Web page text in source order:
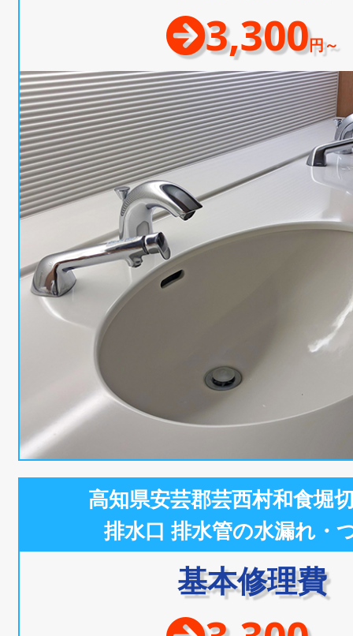
3,300円～
高知県安芸郡芸西村和食堀
排水口 排水管の水漏れ・
基本修理費